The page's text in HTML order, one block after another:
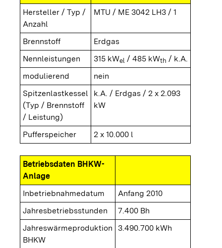
Hersteller / Typ /
Anzahl
MTU / ME 3042 LH3 / 1
Brennstoff
Erdgas
Nennleistungen
315 kWel / 485 kWth / k.A.
modulierend
nein
Spitzenlastkessel
(Typ / Brennstoff
/ Leistung)
k.A. / Erdgas / 2 x 2.093
kW
Pufferspeicher 2 x 10.000 l
Betriebsdaten BHKW-
Anlage
Inbetriebnahmedatum
Anfang 2010
Jahresbetriebsstunden
7.400 Bh
Jahreswärmeproduktion
BHKW
3.490.700 kWh